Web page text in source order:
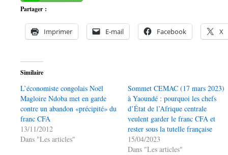
Partager :
Imprimer E-mail Facebook X
Similaire
L’économiste congolais Noël
Magloire Ndoba met en garde
contre un abandon «précipité» du
franc CFA
13/11/2012
Dans "Les articles"
Sommet CEMAC (17 mars 2023)
à Yaoundé : pourquoi les chefs
d’État de l’Afrique centrale
veulent garder le franc CFA et
rester sous la tutelle française
15/04/2023
Dans "Les articles"